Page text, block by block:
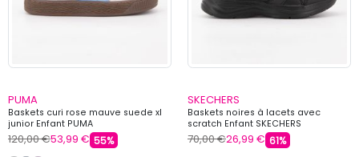
PUMA
Baskets curi rose mauve suede xl
junior Enfant PUMA
120,00 €53,99 € 55%
SKECHERS
Baskets noires à lacets avec
scratch Enfant SKECHERS
70,00 €26,99 € 61%